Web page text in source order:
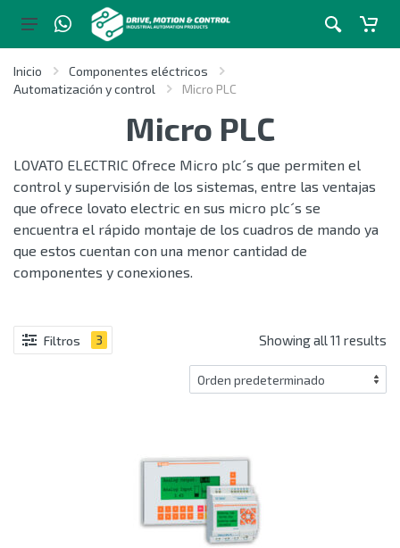
Inicio
Componentes eléctricos
Automatización y control
Micro PLC
Micro PLC
LOVATO ELECTRIC Ofrece Micro plc´s que permiten el
control y supervisión de los sistemas, entre las ventajas
que ofrece lovato electric en sus micro plc´s se
encuentra el rápido montaje de los cuadros de mando ya
que estos cuentan con una menor cantidad de
componentes y conexiones.
Filtros 3 Showing all 11 results